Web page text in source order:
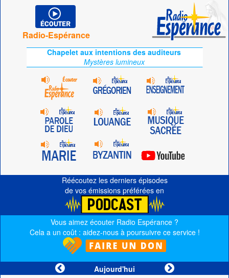
Radio-Espérance
Chapelet aux intentions des auditeurs
Mystères lumineux
Réécoutez les derniers épisodes
de vos émissions préférées en
Vous aimez écouter Radio Espérance ?
Cela a un coût : aidez-nous à poursuivre ce service !
Aujourd'hui